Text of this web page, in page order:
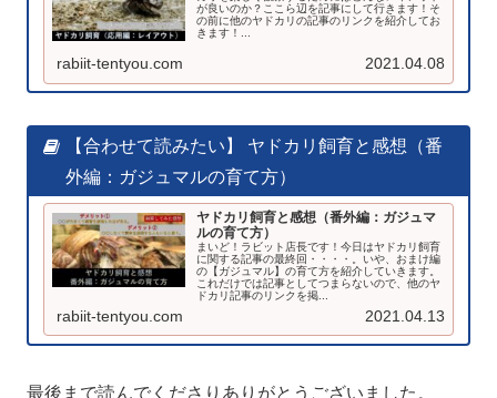
が良いのか？ここら辺を記事にして行きます！そ
の前に他のヤドカリの記事のリンクを紹介してお
きます！...
rabiit-tentyou.com 2021.04.08
【合わせて読みたい】 ヤドカリ飼育と感想（番
外編：ガジュマルの育て方）
ヤドカリ飼育と感想（番外編：ガジュマ
ルの育て方）
まいど！ラビット店長です！今日はヤドカリ飼育
に関する記事の最終回・・・・。いや、おまけ編
の【ガジュマル】の育て方を紹介していきます。
これだけでは記事としてつまらないので、他のヤ
ドカリ記事のリンクを掲...
rabiit-tentyou.com 2021.04.13
最後まで読んでくださりありがとうございました。